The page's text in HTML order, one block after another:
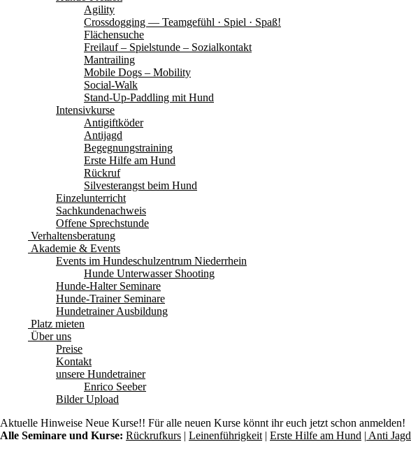
Agility
Crossdogging — Teamgefühl · Spiel · Spaß!
Flächensuche
Freilauf – Spielstunde – Sozialkontakt
Mantrailing
Mobile Dogs – Mobility
Social-Walk
Stand-Up-Paddling mit Hund
Intensivkurse
Antigiftköder
Antijagd
Begegnungstraining
Erste Hilfe am Hund
Rückruf
Silvesterangst beim Hund
Einzelunterricht
Sachkundenachweis
Offene Sprechstunde
Verhaltensberatung
Akademie & Events
Events im Hundeschulzentrum Niederrhein
Hunde Unterwasser Shooting
Hunde-Halter Seminare
Hunde-Trainer Seminare
Hundetrainer Ausbildung
Platz mieten
Über uns
Preise
Kontakt
unsere Hundetrainer
Enrico Seeber
Bilder Upload
Aktuelle Hinweise Neue Kurse!! Für alle neuen Kurse könnt ihr euch jetzt schon anmelden!
Alle Seminare und Kurse: Rückrufkurs | Leinenführigkeit | Erste Hilfe am Hund | Anti Jagd